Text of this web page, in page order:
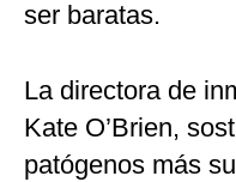
ser baratas.
La directora de
Kate O’Brien,
patógenos más